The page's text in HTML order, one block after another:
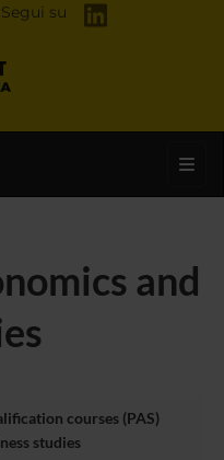
Segui su
and
courses (PAS)
studies